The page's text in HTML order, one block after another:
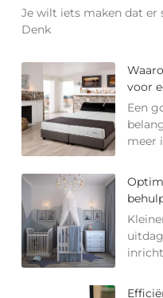
Je wilt iets maken dat er
Denk
voor
Een
meer